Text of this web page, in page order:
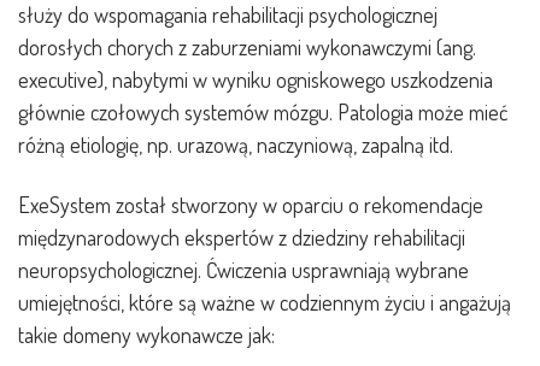
służy do wspomagania rehabilitacji psychologicznej
dorosłych chorych z zaburzeniami wykonawczymi (ang.
executive), nabytymi w wyniku ogniskowego uszkodzenia
głównie czołowych systemów mózgu. Patologia może mieć
różną etiologię, np. urazową, naczyniową, zapalną itd.
ExeSystem został stworzony w oparciu o rekomendacje
międzynarodowych ekspertów z dziedziny rehabilitacji
neuropsychologicznej. Ćwiczenia usprawniają wybrane
umiejętności, które są ważne w codziennym życiu i angażują
takie domeny wykonawcze jak: